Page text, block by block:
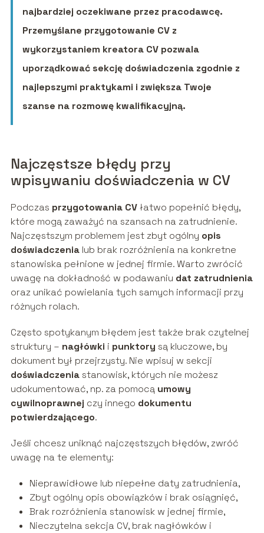
najbardziej oczekiwane przez pracodawcę.
Przemyślane przygotowanie CV z
wykorzystaniem kreatora CV pozwala
uporządkować sekcję doświadczenia zgodnie z
najlepszymi praktykami i zwiększa Twoje
szanse na rozmowę kwalifikacyjną.
Najczęstsze błędy przy
wpisywaniu doświadczenia w CV
Podczas przygotowania CVłatwo popełnić błędy,
które mogą zaważyć na szansach na zatrudnienie.
Najczęstszym problemem jest zbyt ogólny opis
doświadczenialub brak rozróżnienia na konkretne
stanowiska pełnione w jednej firmie. Warto zwrócić
uwagę na dokładność w podawaniu dat zatrudnienia
oraz unikać powielania tych samych informacji przy
różnych rolach.
Często spotykanym błędem jest także brak czytelnej
struktury – nagłówki i punktory są kluczowe, by
dokument był przejrzysty. Nie wpisuj w sekcji
doświadczeniastanowisk, których nie możesz
udokumentować, np. za pomocą umowy
cywilnoprawnej czy innego dokumentu
potwierdzającego.
Jeśli chcesz uniknąć najczęstszych błędów, zwróć
uwagę na te elementy:
Nieprawidłowe lub niepełne daty zatrudnienia,
Zbyt ogólny opis obowiązków i brak osiągnięć,
Brak rozróżnienia stanowisk w jednej firmie,
Nieczytelna sekcja CV, brak nagłówków i